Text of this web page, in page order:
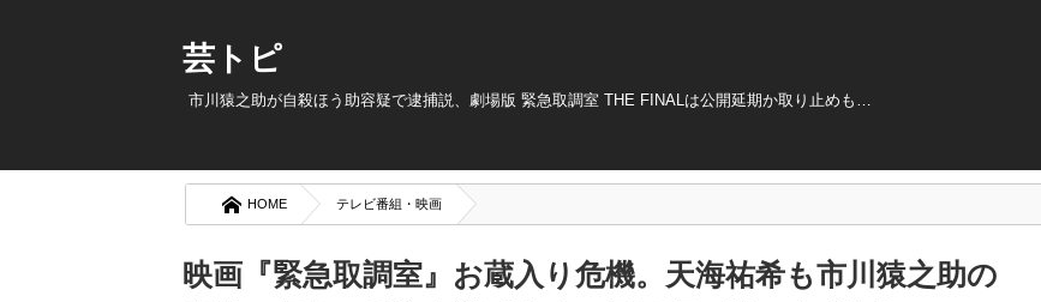
芸トピ
市川猿之助が自殺ほう助容疑で逮捕説、劇場版 緊急取調室 THE FINALは公開延期か取り止めも…
HOME テレビ番組・映画
映画『緊急取調室』お蔵入り危機。天海祐希も市川猿之助の